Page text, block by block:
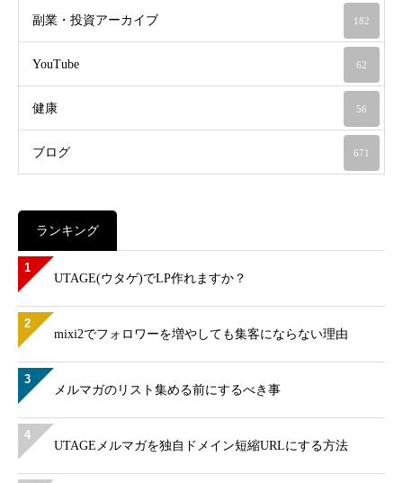
副業・投資アーカイブ 182
YouTube 62
健康 56
ブログ 671
ランキング
1
UTAGE(ウタゲ)でLP作れますか？
2
mixi2でフォロワーを増やしても集客にならない理由
3
メルマガのリスト集める前にするべき事
4
UTAGEメルマガを独自ドメイン短縮URLにする方法